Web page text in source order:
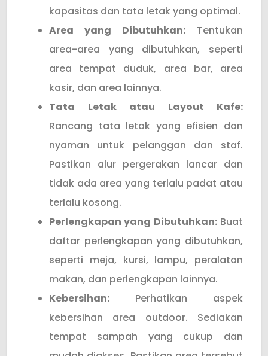
kapasitas dan tata letak yang optimal.
Area yang Dibutuhkan: Tentukan
area-area yang dibutuhkan, seperti
area tempat duduk, area bar, area
kasir, dan area lainnya.
Tata Letak atau Layout Kafe:
Rancang tata letak yang efisien dan
nyaman untuk pelanggan dan staf.
Pastikan alur pergerakan lancar dan
tidak ada area yang terlalu padat atau
terlalu kosong.
Perlengkapan yang Dibutuhkan:Buat
daftar perlengkapan yang dibutuhkan,
seperti meja, kursi, lampu, peralatan
makan, dan perlengkapan lainnya.
Kebersihan: Perhatikan aspek
kebersihan area outdoor. Sediakan
tempat sampah yang cukup dan